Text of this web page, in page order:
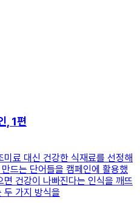
, 1편
미료 대신 건강한 식재료를 선정해
드는 단어들을 캠페인에 활용했
건강이 나빠진다는 인식을 깨뜨
두 가지 방식을